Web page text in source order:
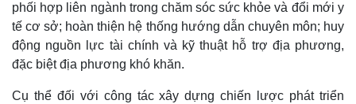
phối hợp liên ngành trong chăm sóc sức khỏe và đổi mới y
tế cơ sở; hoàn thiện hệ thống hướng dẫn chuyên môn; huy
động nguồn lực tài chính và kỹ thuật hỗ trợ địa phương,
đặc biệt địa phương khó khăn.
Cụ thể đối với công tác xây dựng chiến lược phát triển